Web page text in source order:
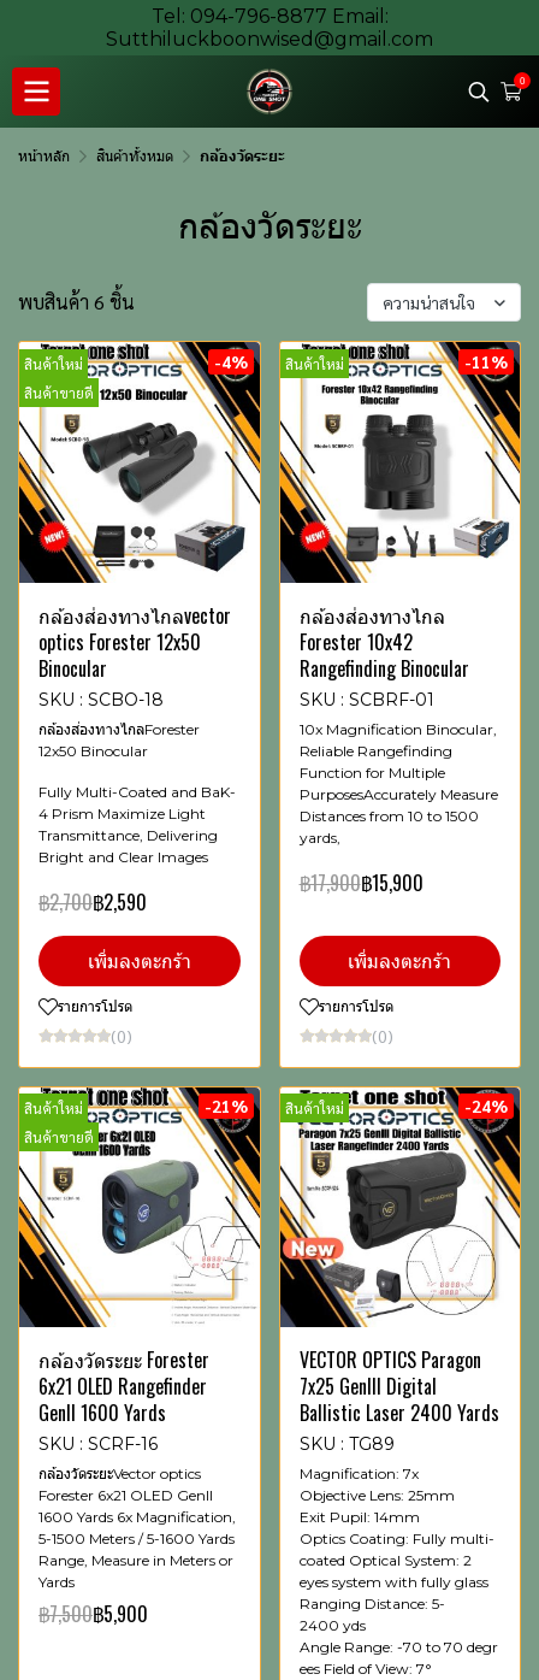
Tel: 094-796-8877 Email:
Sutthiluckboonwised@gmail.com
0
หน้าหลัก สินค้าทั้งหมด กล้องวัดระยะ
กล้องวัดระยะ
พบสินค้า 6 ชิ้น ความน่าสนใจ
สินค้าใหม่
สินค้าขายดี
-4%
กล้องส่องทางไกลvector
optics Forester 12x50
Binocular
SKU : SCBO-18
กล้องส่องทางไกลForester
12x50 Binocular
Fully Multi-Coated and BaK-
4 Prism Maximize Light
Transmittance, Delivering
Bright and Clear Images
฿2,700฿2,590
เพิ่มลงตะกร้า
รายการโปรด
(0)
สินค้าใหม่ -11%
กล้องส่องทางไกล
Forester 10x42
Rangefinding Binocular
SKU : SCBRF-01
10x Magnification Binocular,
Reliable Rangefinding
Function for Multiple
PurposesAccurately Measure
Distances from 10 to 1500
yards,
฿17,900฿15,900
เพิ่มลงตะกร้า
รายการโปรด
(0)
สินค้าใหม่
สินค้าขายดี
-21%
กล้องวัดระยะ Forester
6x21 OLED Rangefinder
GenII 1600 Yards
SKU : SCRF-16
กล้องวัดระยะVector optics
Forester 6x21 OLED GenII
1600 Yards 6x Magnification,
5-1500 Meters / 5-1600 Yards
Range, Measure in Meters or
Yards
฿7,500฿5,900
สินค้าใหม่ -24%
VECTOR OPTICS Paragon
7x25 GenIII Digital
Ballistic Laser 2400 Yards
SKU : TG89
Magnification: 7x
Objective Lens: 25mm
Exit Pupil: 14mm
Optics Coating: Fully multi-
coated Optical System: 2
eyes system with fully glass
Ranging Distance: 5-
2400 yds
Angle Range: -70 to 70 degr
ees Field of View: 7°